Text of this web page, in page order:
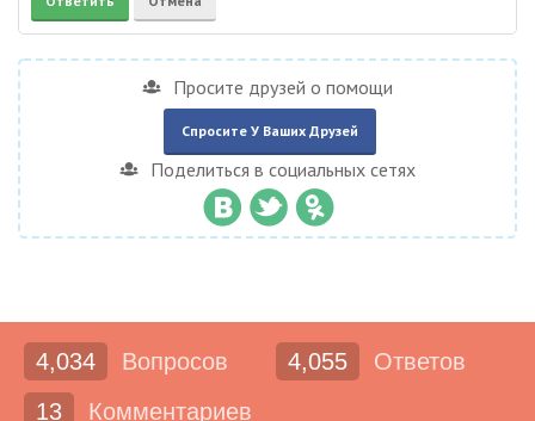
Просите друзей о помощи
Спросите У Ваших Друзей
Поделиться в социальных сетях
4,034 Вопросов 4,055
Ответов
13
Комментариев